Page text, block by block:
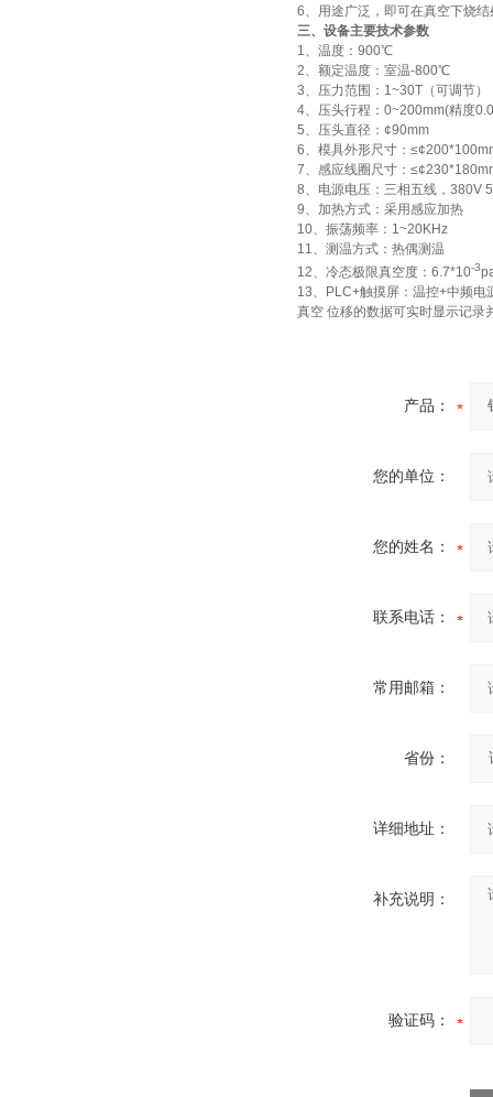
6、用途广泛，即可在真空下烧
三、设备主要技术参数
1、温度：900℃
2、额定温度：室温-800℃
3、压力范围：1~30T（可调节）
4、压头行程：0~200mm(精度
5、压头直径：¢90mm
6、模具外形尺寸：
7、感应线圈尺寸：
8、电源电压：三相五线，380V
9、加热方式：采用感应加热
10、振荡频率：1~20KHz
11、测温方式：热偶测温
12、冷态极限真空度：6.7*10-3
13、PLC+触摸屏：温控+中频
真空 位移的数据可实时显示记录
产品：
您的单位：
您的姓名：
联系电话：
常用邮箱：
省份：
详细地址：
补充说明：
验证码：